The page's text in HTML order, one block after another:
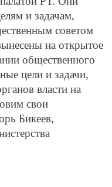
и задачам,
советом
на открытое
общественного
цели и задачи,
власти на
свои
Бикеев,